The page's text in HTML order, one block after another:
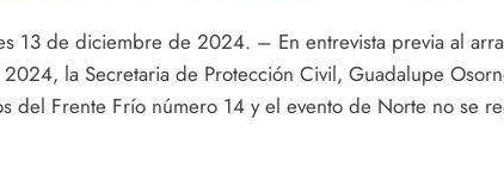
13 de diciembre de 2024. – En entrevista previa al
2024, la Secretaria de Protección Civil, Guadalupe
del Frente Frío número 14 y el evento de Norte no se